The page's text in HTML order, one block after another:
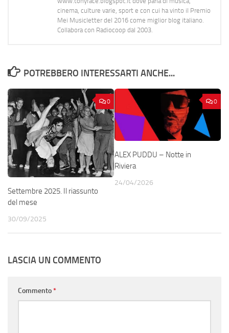
cinema, culture varie, sport e con cui ha vinto il Premio
Mei Musicletter del 2016 come miglior blog italiano.
Collabora con Radiocoop dal 2003.
POTREBBERO INTERESSARTI ANCHE...
0
Settembre 2025. Il riassunto
del mese
30/09/2025
0
ALEX PUDDU – Notte in
Riviera
24/04/2026
LASCIA UN COMMENTO
Commento*